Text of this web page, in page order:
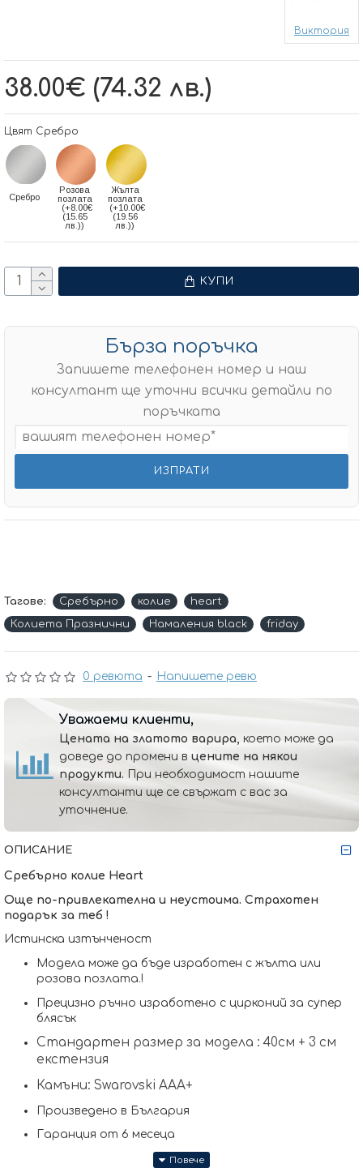
0 ревюта - Напишете ревю
38.00€ (74.32 лв.)
Виктория
Цвят Сребро
Сребро
Розова
позлата
(+8.00€
(15.65
лв.))
Жълта
позлата
(+10.00€
(19.56
лв.))
КУПИ
Бърза поръчка
Запишете телефонен номер и наш
консултант ще уточни всички детайли по
поръчката
Тагове: Сребърно колие
heart
Колиета Празнични
Намаления black friday
Уважаеми клиенти,
Цената на златото варира, което може да
доведе до промени в цените на някои
продукти. При необходимост нашите
консултанти ще се свържат с вас за
уточнение.
ОПИСАНИЕ
Сребърно колие Heart
Още по-привлекателна и неустоима. Страхотен
подарък за теб !
Истинска изтънченост
Модела може да бъде изработен с жълта или
розова позлата.!
Прецизно ръчно изработено с цирконий за супер
блясък
Стандартен размер за модела : 40см + 3 см
екстензия
Камъни: Swarovski AAА+
Произведено в България
Гаранция от 6 месеца